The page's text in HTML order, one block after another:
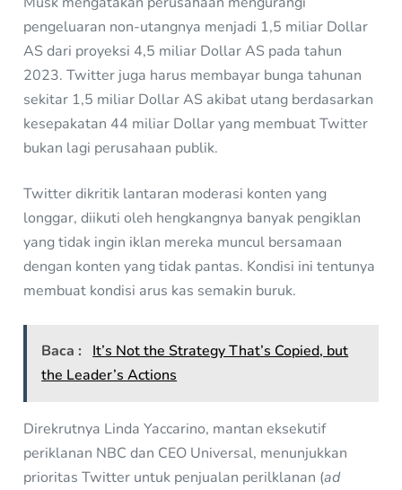
pengeluaran non-utangnya menjadi 1,5 miliar Dollar
AS dari proyeksi 4,5 miliar Dollar AS pada tahun
2023. Twitter juga harus membayar bunga tahunan
sekitar 1,5 miliar Dollar AS akibat utang berdasarkan
kesepakatan 44 miliar Dollar yang membuat Twitter
bukan lagi perusahaan publik.
Twitter dikritik lantaran moderasi konten yang
longgar, diikuti oleh hengkangnya banyak pengiklan
yang tidak ingin iklan mereka muncul bersamaan
dengan konten yang tidak pantas. Kondisi ini tentunya
membuat kondisi arus kas semakin buruk.
Baca : It’s Not the Strategy That’s Copied, but
the Leader’s Actions
Direkrutnya Linda Yaccarino, mantan eksekutif
periklanan NBC dan CEO Universal, menunjukkan
prioritas Twitter untuk penjualan perilklanan (ad